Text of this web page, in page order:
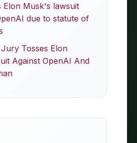
Elon Musk's lawsuit
due to statute of
Tosses Elon
Against OpenAI And